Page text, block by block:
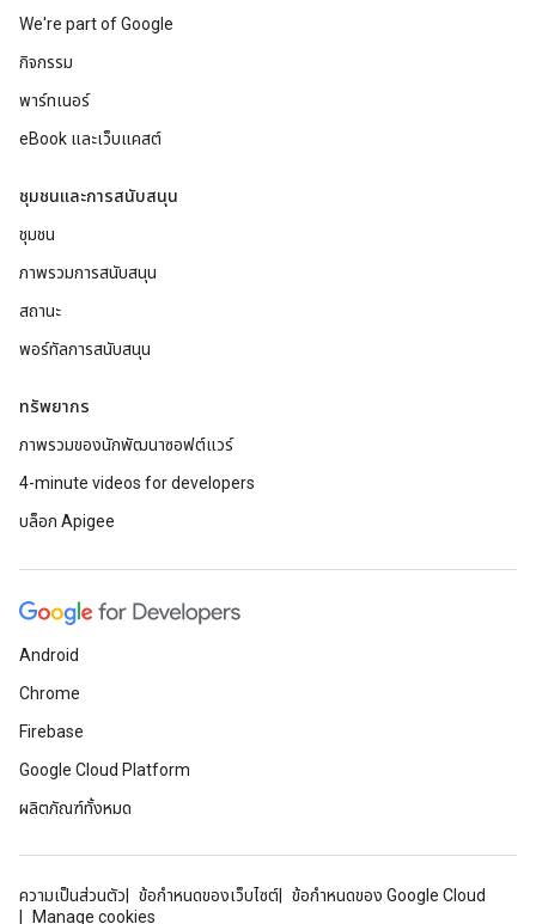
We're part of Google
กิจกรรม
พาร์ทเนอร์
eBook และเว็บแคสต์
ชุมชนและการสนับสนุน
ชุมชน
ภาพรวมการสนับสนุน
สถานะ
พอร์ทัลการสนับสนุน
ทรัพยากร
ภาพรวมของนักพัฒนาซอฟต์แวร์
4-minute videos for developers
บล็อก Apigee
Android
Chrome
Firebase
Google Cloud Platform
ผลิตภัณฑ์ทั้งหมด
ความเป็นส่วนตัว ข้อกำหนดของเว็บไซต์
ข้อกำหนดของ Google Cloud
Manage cookies